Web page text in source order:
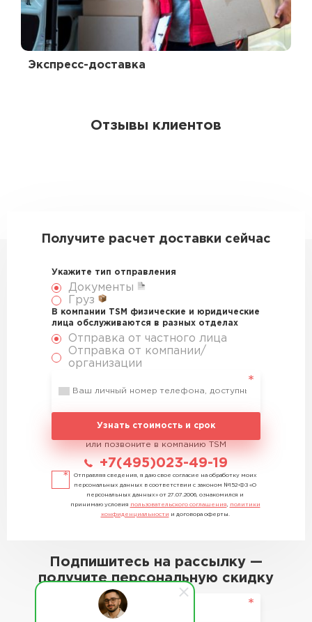
Экспресс-доставка
Отзывы клиентов
Получите расчет доставки сейчас
Укажите тип отправления
Документы
Груз
В компании TSM физические и юридические
лица обслуживаются в разных отделах
Отправка от частного лица
Отправка от компании/
организации
Узнать стоимость и срок
или позвоните в компанию TSM
+7(495)023-49-19
Отправляя сведения, я даю свое согласие на обработку моих
персональных данных в соответствии с законом №152-ФЗ «О
персональных данных» от 27.07.2006, ознакомился и
принимаю условия пользовательского соглашения
политики
конфиденциальности и договора оферты.
Подпишитесь на рассылку —
получите персональную скидку